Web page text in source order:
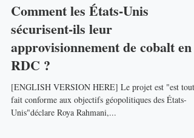
13 oct. 2023
Comment les États-Unis
sécurisent-ils leur
approvisionnement de cobalt en
RDC ?
[ENGLISH VERSION HERE] Le projet est "est tout à